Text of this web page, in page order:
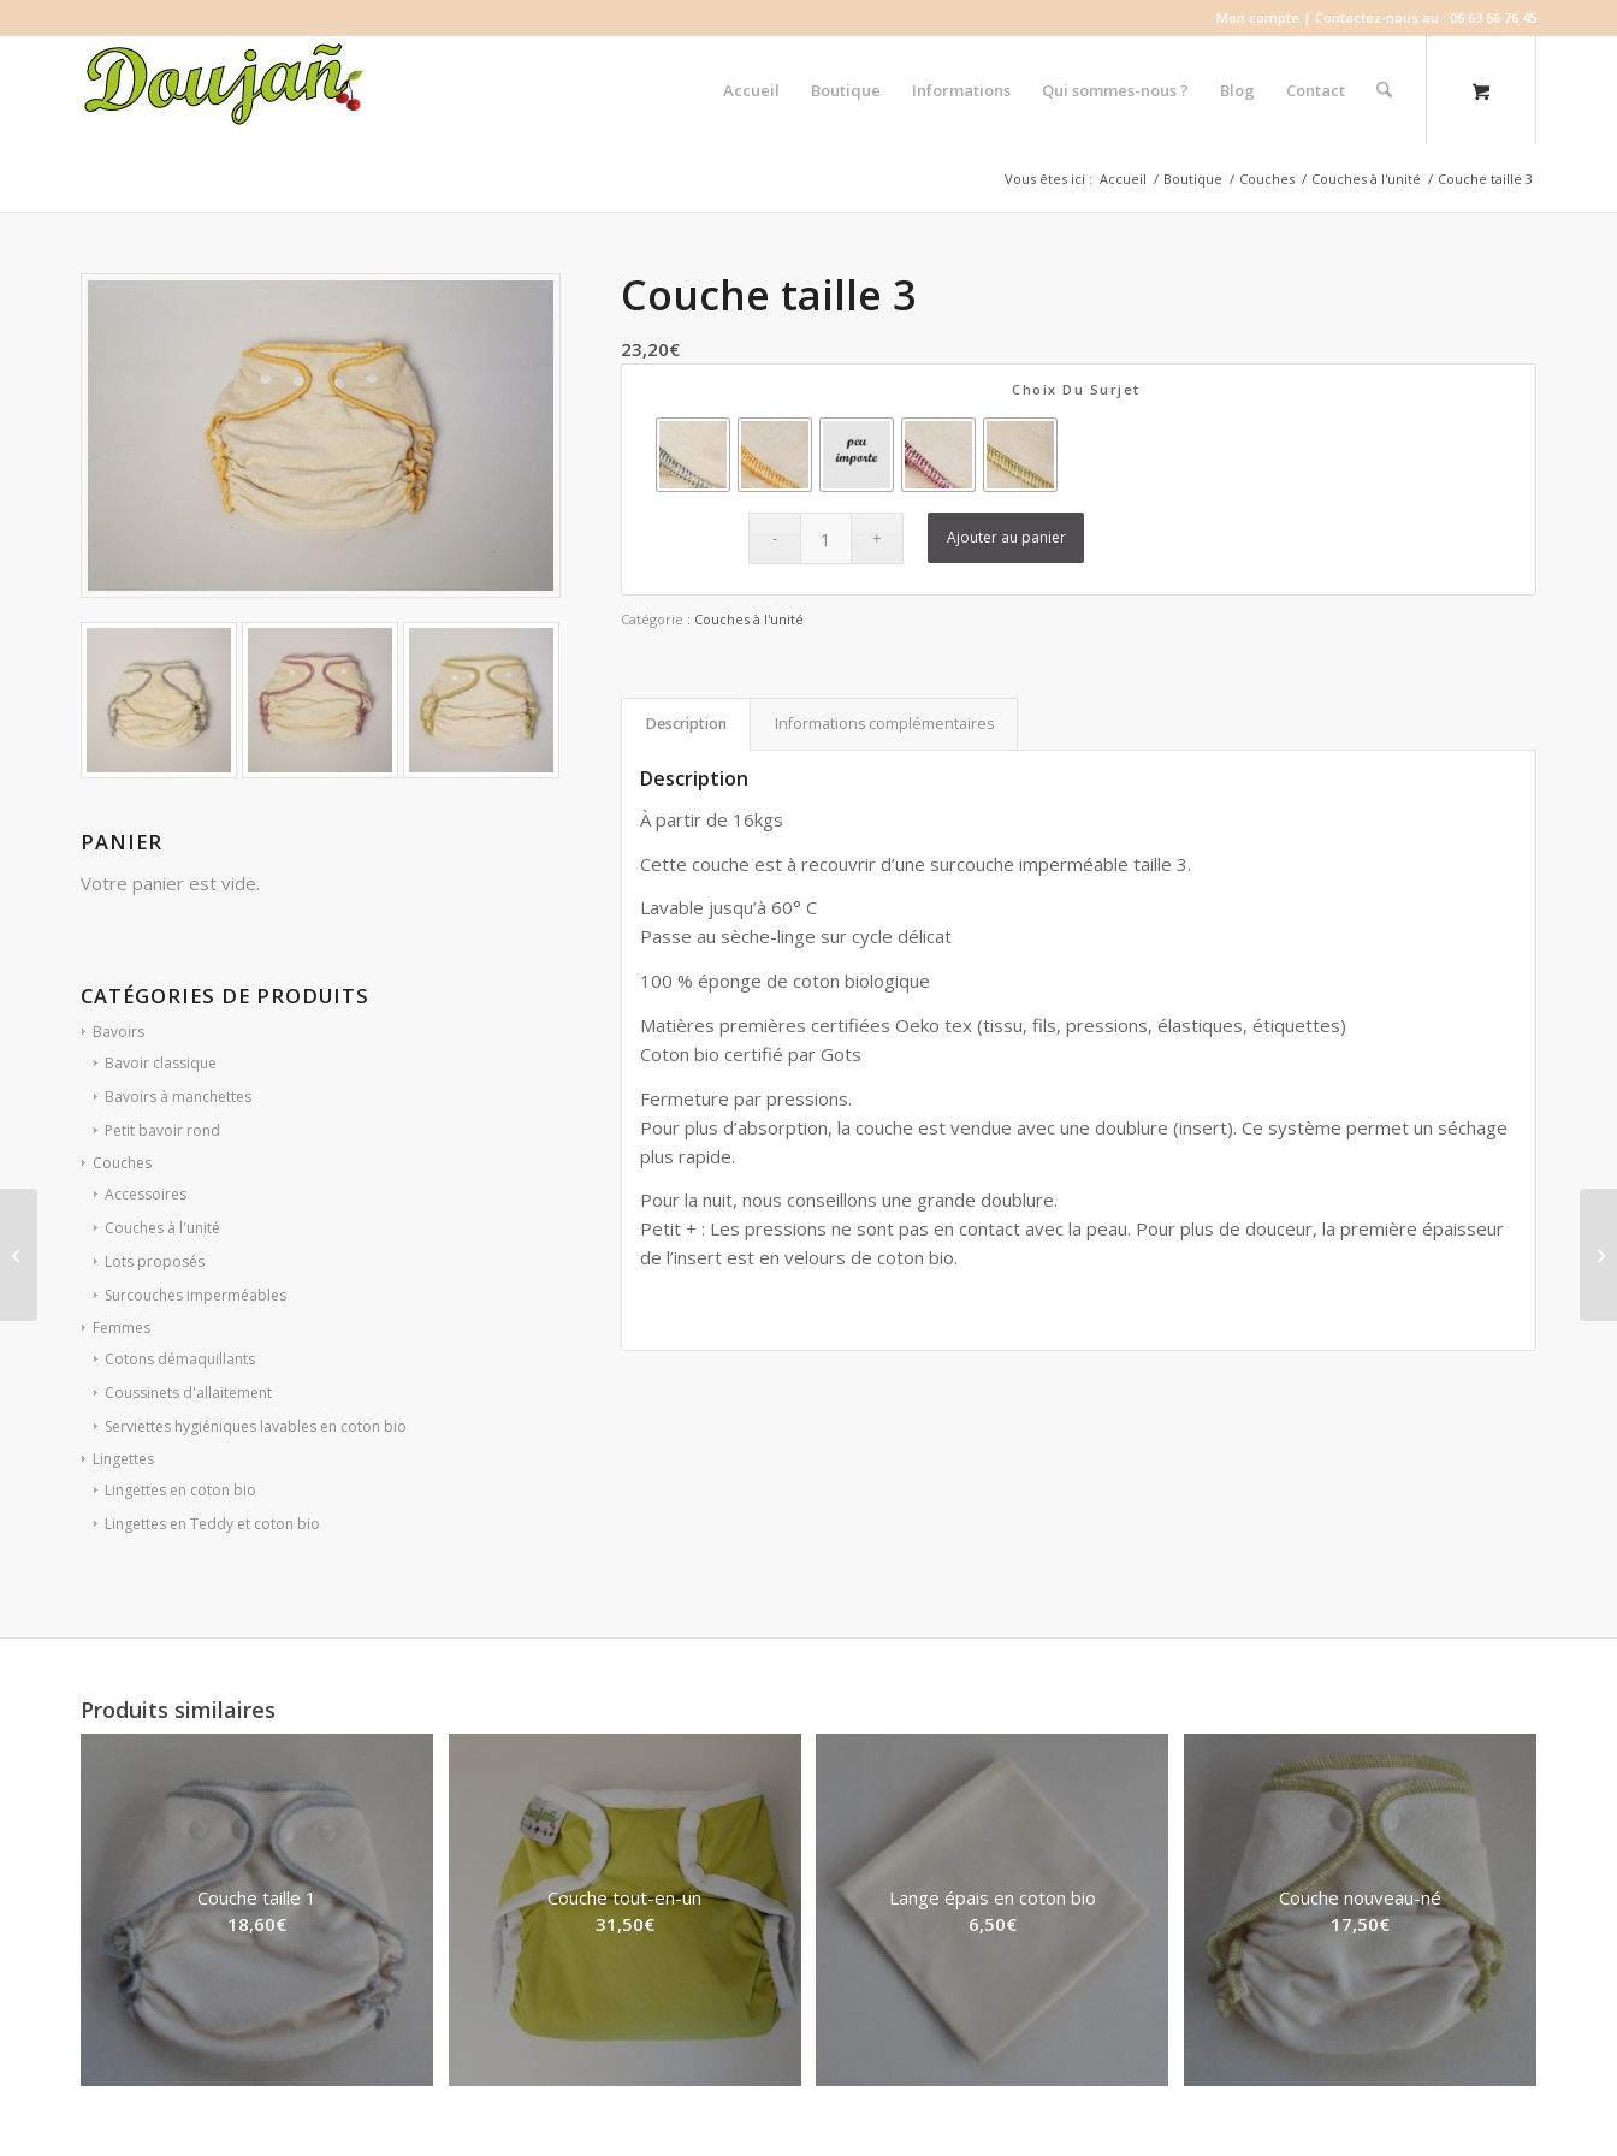
Mon compte | Contactez-nous au : 06 63 66 76 45
Accueil Boutique Informations Qui sommes-nous ? Blog Contact
Vous êtes ici : Accueil / Boutique / Couches / Couches à l'unité / Couche taille 3
PANIER
Votre panier est vide.
CATÉGORIES DE PRODUITS
Bavoirs
Bavoir classique
Bavoirs à manchettes
Petit bavoir rond
Couches
Accessoires
Couches à l'unité
Lots proposés
Surcouches imperméables
Femmes
Cotons démaquillants
Coussinets d'allaitement
Serviettes hygiéniques lavables en coton bio
Lingettes
Lingettes en coton bio
Lingettes en Teddy et coton bio
Couche taille 3
23,20€
Choix Du Surjet
Ajouter au panier
Catégorie : Couches à l'unité
Description Informations complémentaires
Description
À partir de 16kgs
Cette couche est à recouvrir d’une surcouche imperméable taille 3.
Lavable jusqu’à 60° C
Passe au sèche-linge sur cycle délicat
100 % éponge de coton biologique
Matières premières certifiées Oeko tex (tissu, fils, pressions, élastiques, étiquettes)
Coton bio certifié par Gots
Fermeture par pressions.
Pour plus d’absorption, la couche est vendue avec une doublure (insert). Ce système permet un séchage
plus rapide.
Pour la nuit, nous conseillons une grande doublure.
Petit + : Les pressions ne sont pas en contact avec la peau. Pour plus de douceur, la première épaisseur
de l’insert est en velours de coton bio.
Produits similaires
Couche taille 1
18,60€
Couche tout-en-un
31,50€
Lange épais en coton bio
6,50€
Couche nouveau-né
17,50€
Lot de 4 grandes
lingettes Teddy / Coton